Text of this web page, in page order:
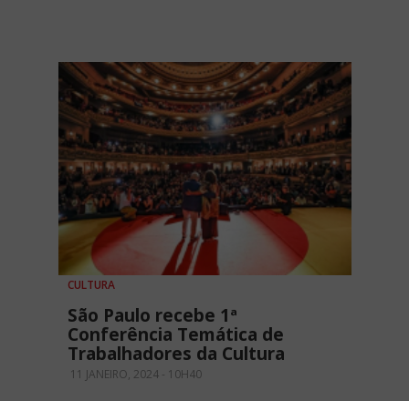
CULTURA
São Paulo recebe 1ª
Conferência Temática de
Trabalhadores da Cultura
11 JANEIRO, 2024 - 10H40